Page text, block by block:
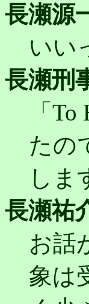
長瀬源
いい
長瀬刑
「
たの
しま
長瀬祐
お話
象は